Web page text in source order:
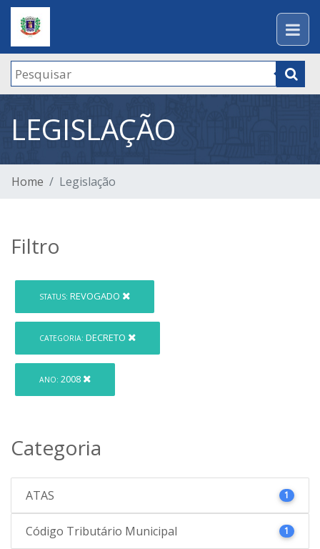
LEGISLAÇÃO
Home Legislação
Filtro
STATUS: REVOGADO
CATEGORIA: DECRETO
ANO: 2008
Categoria
ATAS 1
Código Tributário Municipal 1